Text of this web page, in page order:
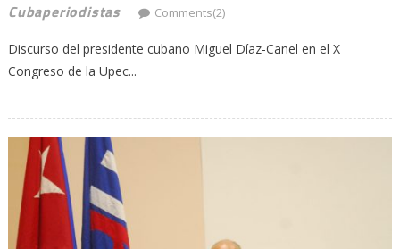
Cubaperiodistas
Comments(2)
Discurso del presidente cubano Miguel Díaz-Canel en el X
Congreso de la Upec...